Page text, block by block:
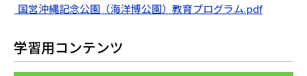
国営沖縄記念公園（海洋博公園）教育プログラム.pdf
学習用コンテンツ